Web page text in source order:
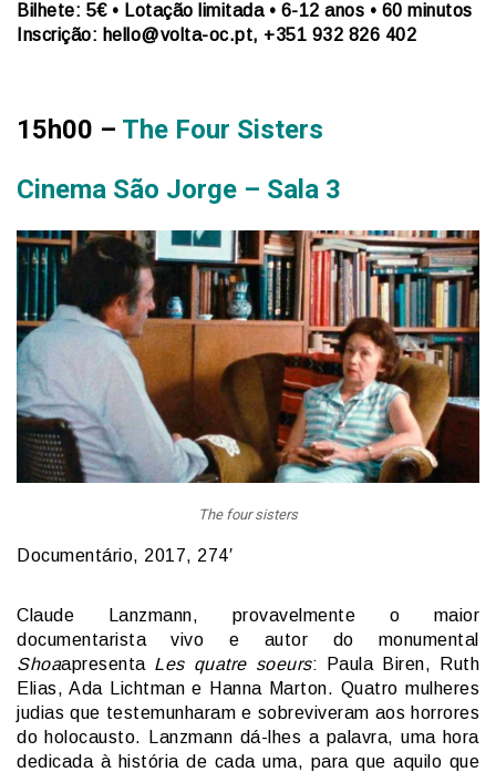
Bilhete: 5€ • Lotação limitada • 6-12 anos • 60 minutos
Inscrição: hello@volta-oc.pt, +351 932 826 402
15h00 – The Four Sisters
Cinema São Jorge – Sala 3
The four sisters
Documentário, 2017, 274′
Claude Lanzmann, provavelmente o maior
documentarista vivo e autor do monumental
Shoaapresenta Les quatre soeurs: Paula Biren, Ruth
Elias, Ada Lichtman e Hanna Marton. Quatro mulheres
judias que testemunharam e sobreviveram aos horrores
do holocausto. Lanzmann dá-lhes a palavra, uma hora
dedicada à história de cada uma, para que aquilo que